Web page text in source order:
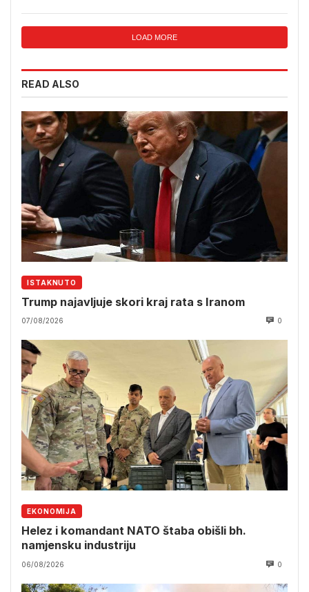
LOAD MORE
READ ALSO
ISTAKNUTO
Trump najavljuje skori kraj rata s Iranom
07/08/2026 0
EKONOMIJA
Helez i komandant NATO štaba obišli bh.
namjensku industriju
06/08/2026 0